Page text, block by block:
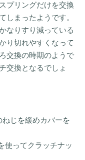
プリングだけを交換
しまったようです。
なりすり減っている
り切れやすくなって
交換の時期のようで
交換となるでしょ
じを緩めカバーを
使ってクラッチナッ